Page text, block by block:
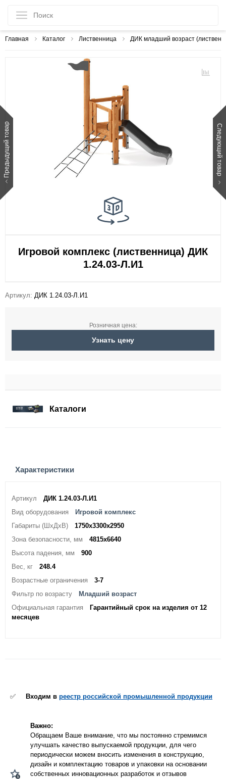
Главная Каталог Лиственница ДИК младший возраст
Предыдущий товар Следующий товар
Игровой комплекс (лиственница) ДИК
1.24.03-Л.И1
Артикул: ДИК 1.24.03-Л.И1
Розничная цена:
Узнать цену
Каталоги
Характеристики
Артикул
ДИК 1.24.03-Л.И1
Вид оборудования
Игровой комплекс
Габариты (ШхДхВ)
1750х3300х2950
Зона безопасности, мм
4815х6640
Высота падения, мм
900
Вес, кг
248.4
Возрастные ограничения
3-7
Фильтр по возрасту
Младший возраст
Официальная гарантия
Гарантийный срок на изделия от 12
месяцев
✅ Входим в реестр российской промышленной продукции
Важно:
Обращаем Ваше внимание, что мы постоянно стремимся
улучшать качество выпускаемой продукции, для чего
периодически можем вносить изменения в конструкцию,
дизайн и комплектацию товаров и упаковки на основании
собственных инновационных разработок и отзывов